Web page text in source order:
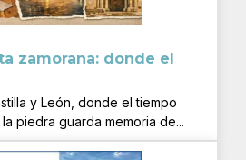
zamorana: donde el
y León, donde el tiempo
piedra guarda memoria de...